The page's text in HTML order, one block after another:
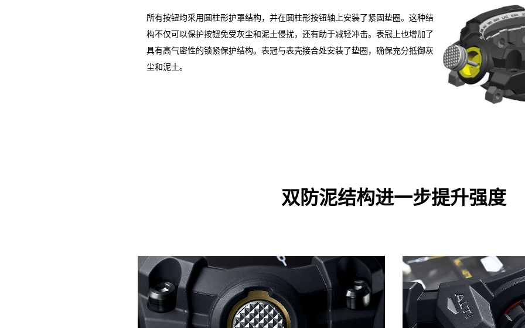
所有按钮均采用圆柱形护罩结构，并在圆柱形按钮轴上安装了紧固垫圈。这种结
构不仅可以保护按钮免受灰尘和泥土侵扰，还有助于减轻冲击。表冠上也增加了
具有高气密性的锁紧保护结构。表冠与表壳接合处安装了垫圈，确保充分抵御灰
尘和泥土。
双防泥结构进一步提升强度